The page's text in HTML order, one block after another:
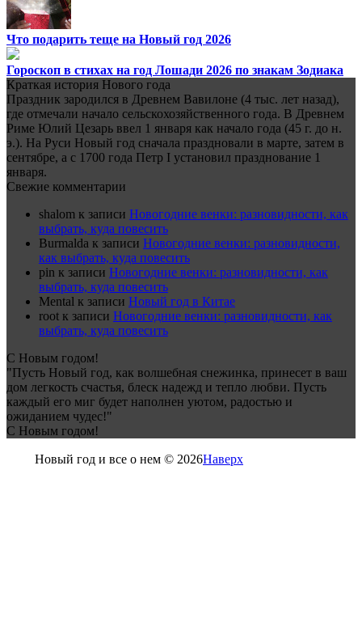
Что подарить теще на Новый год 2026
Гороскоп в стихах на год Лошади 2026 по знакам Зодиака
Краткая история Нового года
Праздник зародился в Древнем Вавилоне (4 тыс. лет назад),
где отмечали начало сельскохозяйственного года. В Древнем
Риме Юлий Цезарь ввел 1 января как начало года (45 г. до н.
э.). На Руси Новый год сначала праздновали в марте, затем в
сентябре, а с 1700 года Петр I установил празднование 1
января.
Свежие комментарии
shalom к записи Новогодние венки: разновидности, как
выбрать, куда повесить
Burmalda к записи Новогодние венки: разновидности,
как выбрать, куда повесить
pin к записи Новогодние венки: разновидности, как
выбрать, куда повесить
Mental к записи Новый год в Китае
root к записи Новогодние венки: разновидности, как
выбрать, куда повесить
С Новым годом!
"Пусть Новый год, как волшебная снежинка, принесет в ваш
дом легкость счастья, блеск надежд и тепло любви. Пусть
каждый его миг будет наполнен уютом, радостью и
ожиданием чудес!"
С Новым годом!
Новый год и все о нем © 2026Наверх